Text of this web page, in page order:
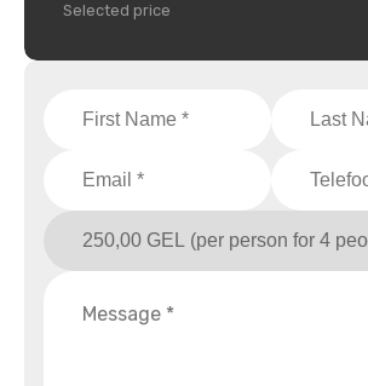
Selected price